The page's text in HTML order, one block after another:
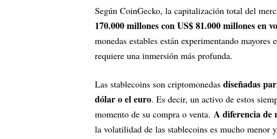
Según CoinGecko, la capitalización total del
170.000 millones con US$ 81.000 millones en
monedas estables están experimentando
requiere una inmersión más profunda.
Las stablecoins son criptomonedas diseñadas
dólar o el euro. Es decir, un activo de estos
momento de su compra o venta. A diferencia de
la volatilidad de las stablecoins es mucho menor